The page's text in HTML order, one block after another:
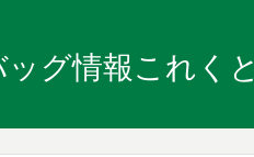
ッグ情報これくと